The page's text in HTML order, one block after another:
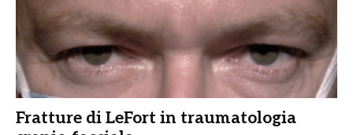
Fratture di LeFort in traumatologia